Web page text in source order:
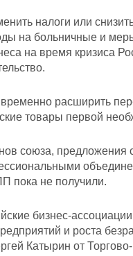
налоги или
на больничные и
на время кризиса
расширить
товары первой
союза, предложения
пока не получили.
бизнес-
и роста
Катырин от